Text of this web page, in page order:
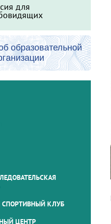
для
образовательной
СПОРТИВНЫЙ КЛУБ
ЦЕНТР